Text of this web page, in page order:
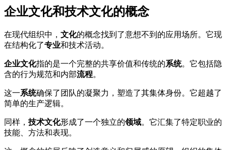
企业文化和技术文化的概念
在现代组织中， 文化的概念找到了意想不到的应用场所。它现
在结构化了专业和技术活动。
企业文化指的是一个完整的共享价值和传统的系统。它包括隐
含的行为规范和内部流程。
这一系统确保了团队的凝聚力，塑造了其集体身份。它超越了
简单的生产逻辑。
同样， 技术文化形成了一个独立的领域。它汇集了特定职业的
技能、方法和表现。